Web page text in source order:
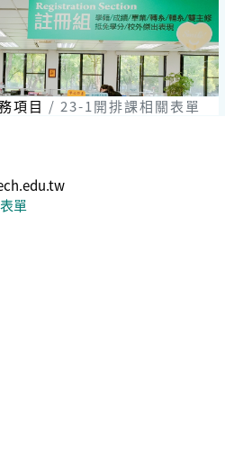
項目
23-1開排課相關表單
單